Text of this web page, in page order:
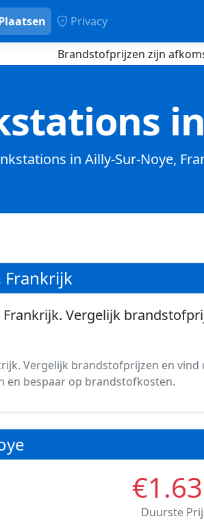
Privacy
Brandstofprijzen zijn
in Ailly-Sur-Noye,
Frankrijk
Vergelijk
Vergelijk brandstofprijzen en vind
en bespaar op brandstofkosten.
Duurste